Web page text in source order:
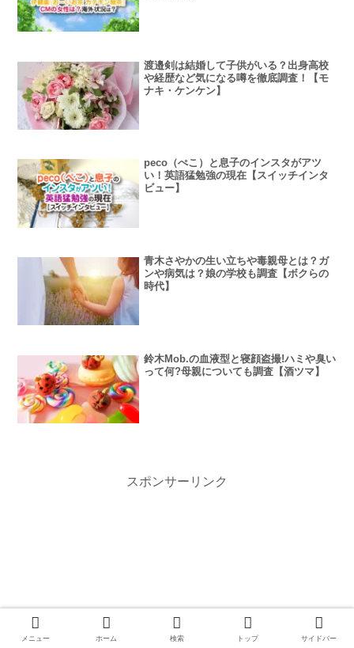
渡邉剣は結婚して子供がいる？出身高校
や経歴など気になる噂を徹底調査！【モ
ナキ・ケンケン】
peco（ぺこ）と息子のインスタがアツ
い！英語猛勉強の現在【スイッチインタ
ビュー】
青木さやかの生い立ちや毒親母とは？ガ
ンや病気は？娘の学校も調査【ボクらの
時代】
鈴木Mob.の血液型と寝顔盗撮!ハミや臭い
って何?母親についても調査【酒ツマ】
スポンサーリンク
メニュー ホーム 検索 トップ サイドバー